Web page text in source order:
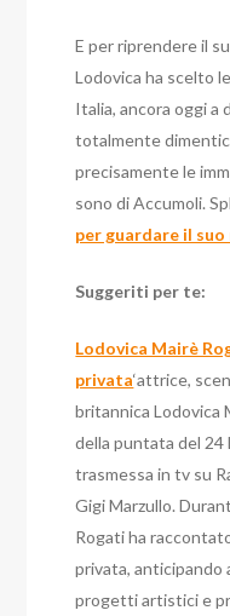
E per riprendere il
Lodovica ha scelto
Italia, ancora oggi a
totalmente
precisamente le
sono di Accumoli.
per guardare il
Suggeriti per te:
Lodovica Mairè
privata‘attrice,
britannica Lodovica
della puntata del 24
trasmessa in tv su
Gigi Marzullo.
Rogati ha
privata,
progetti artistici e